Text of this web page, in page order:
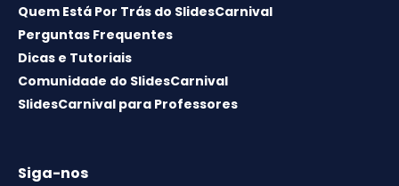
Quem Está Por Trás do SlidesCarnival
Perguntas Frequentes
Dicas e Tutoriais
Comunidade do SlidesCarnival
SlidesCarnival para Professores
Siga-nos